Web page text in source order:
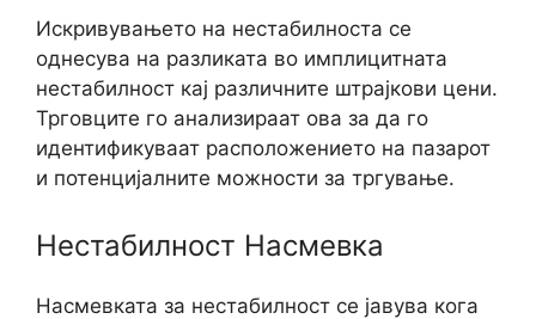
Искривувањето на нестабилноста се
однесува на разликата во имплицитната
нестабилност кај различните штрајкови цени.
Трговците го анализираат ова за да го
идентификуваат расположението на пазарот
и потенцијалните можности за тргување.
Нестабилност Насмевка
Насмевката за нестабилност се јавува кога